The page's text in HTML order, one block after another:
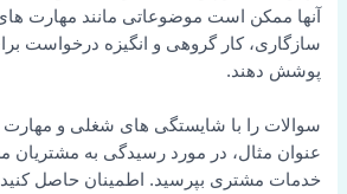
آنها ممکن است موضوعاتی مانند مهارت
سازگاری، کار گروهی و انگیزه درخواست
پوشش دهند.
سوالات را با شایستگی های شغلی و مهارت
عنوان مثال، در مورد رسیدگی به
خدمات مشتری بپرسید. اطمینان حاصل کنید